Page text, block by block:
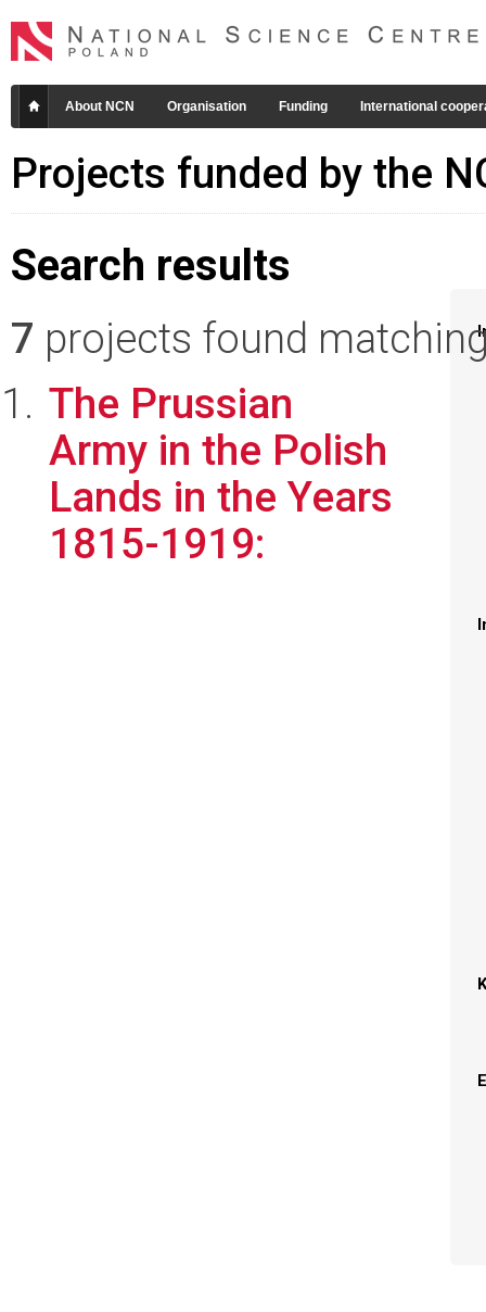
About NCN Organisation Funding International
Projects funded by the
Search results
7 projects found
The Prussian
Army in the Polish
Lands in the Years
1815-1919: